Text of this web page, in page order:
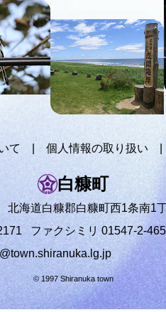
て 個人情報の取り扱い
白糠町
北海道白糠郡白糠町西1条南1
ファクシミリ 01547-2-
© 1997 Shiranuka town